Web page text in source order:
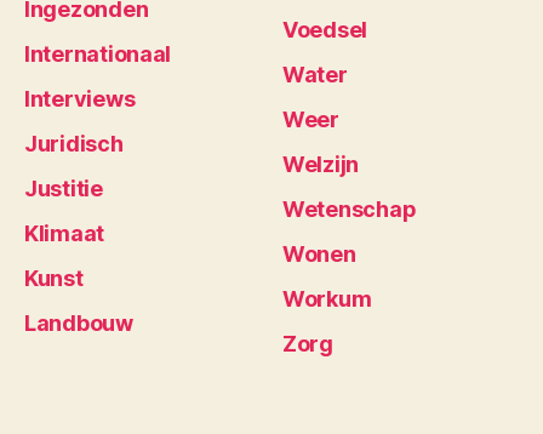
Ingezonden
Internationaal
Interviews
Juridisch
Justitie
Klimaat
Kunst
Landbouw
Voedsel
Water
Weer
Welzijn
Wetenschap
Wonen
Workum
Zorg